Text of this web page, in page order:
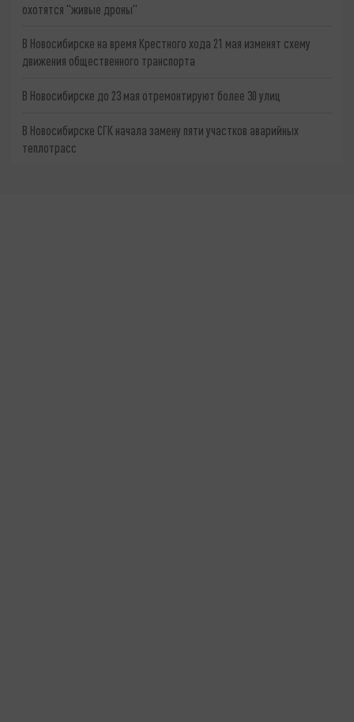
охотятся "живые дроны"
В Новосибирске на время Крестного хода 21 мая изменят схему
движения общественного транспорта
В Новосибирске до 23 мая отремонтируют более 30 улиц
В Новосибирске СГК начала замену пяти участков аварийных
теплотрасс